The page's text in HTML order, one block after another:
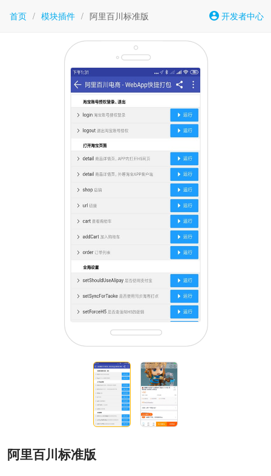
首页 / 模块插件 / 阿里百川标准版 开发者中心
阿里百川标准版